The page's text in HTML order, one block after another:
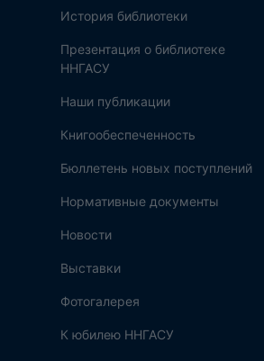
История библиотеки
Презентация о библиотеке
ННГАСУ
Наши публикации
Книгообеспеченность
Бюллетень новых поступлений
Нормативные документы
Новости
Выставки
Фотогалерея
К юбилею ННГАСУ